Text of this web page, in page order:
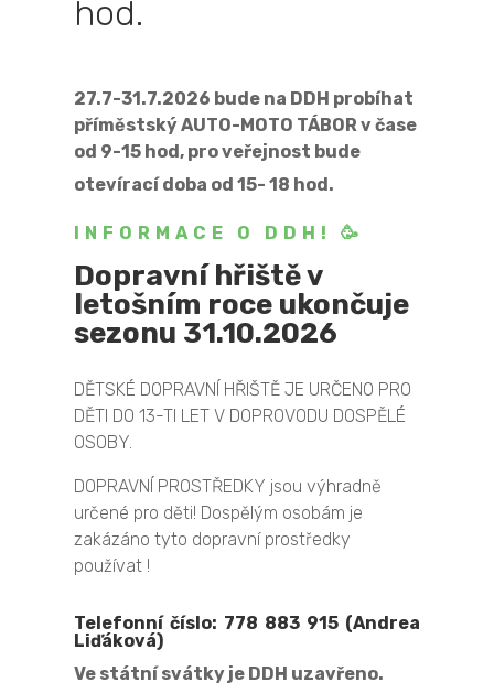
hod.
27.7-31.7.2026 bude na DDH probíhat
příměstský AUTO-MOTO TÁBOR v čase
od 9-15 hod, pro veřejnost bude
otevírací doba od 15- 18 hod.
INFORMACE O DDH!🥳
Dopravní hřiště v
letošním roce ukončuje
sezonu 31.10.2026
DĚTSKÉ DOPRAVNÍ HŘIŠTĚ JE URČENO PRO
DĚTI DO 13-TI LET V DOPROVODU DOSPĚLÉ
OSOBY.
DOPRAVNÍ PROSTŘEDKY jsou výhradně
určené pro děti! Dospělým osobám je
zakázáno tyto dopravní prostředky
používat !
Telefonní číslo: 778 883 915 (Andrea
Liďáková)
Ve státní svátky je DDH uzavřeno.